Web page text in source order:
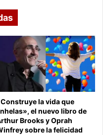
la vida que
el nuevo libro de
Brooks y Oprah
sobre la felicidad